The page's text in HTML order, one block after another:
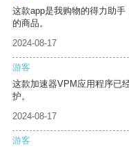
这款app是我购物的得力助
的商品。
2024-08-17
游客
这款加速器VPM应用程序已
护。
2024-08-17
游客